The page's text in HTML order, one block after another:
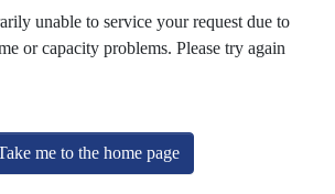
unable to service your request due to
or capacity problems. Please try again
me to the home page